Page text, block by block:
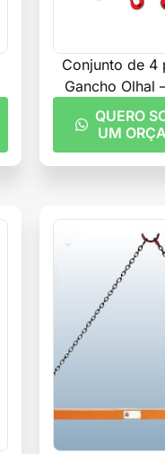
Conjunto de 4
Gancho Olhal
QUERO
UM